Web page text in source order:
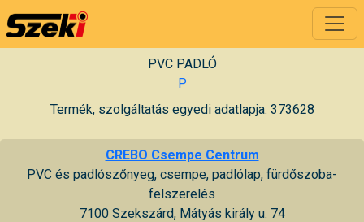
PVC PADLÓ
P
Termék, szolgáltatás egyedi adatlapja: 373628
CREBO Csempe Centrum
PVC és padlószőnyeg, csempe, padlólap, fürdőszoba-
felszerelés
7100 Szekszárd, Mátyás király u. 74